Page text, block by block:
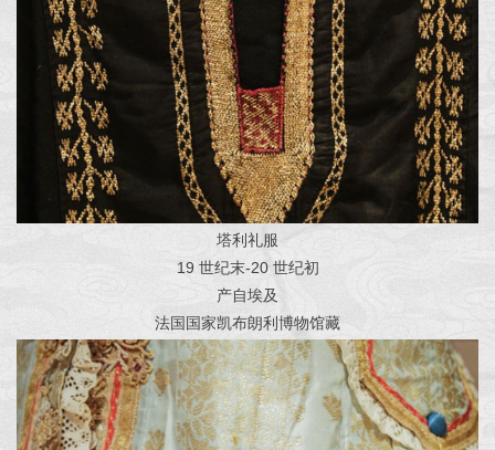
塔利礼服
19 世纪末-20 世纪初
产自埃及
法国国家凯布朗利博物馆藏